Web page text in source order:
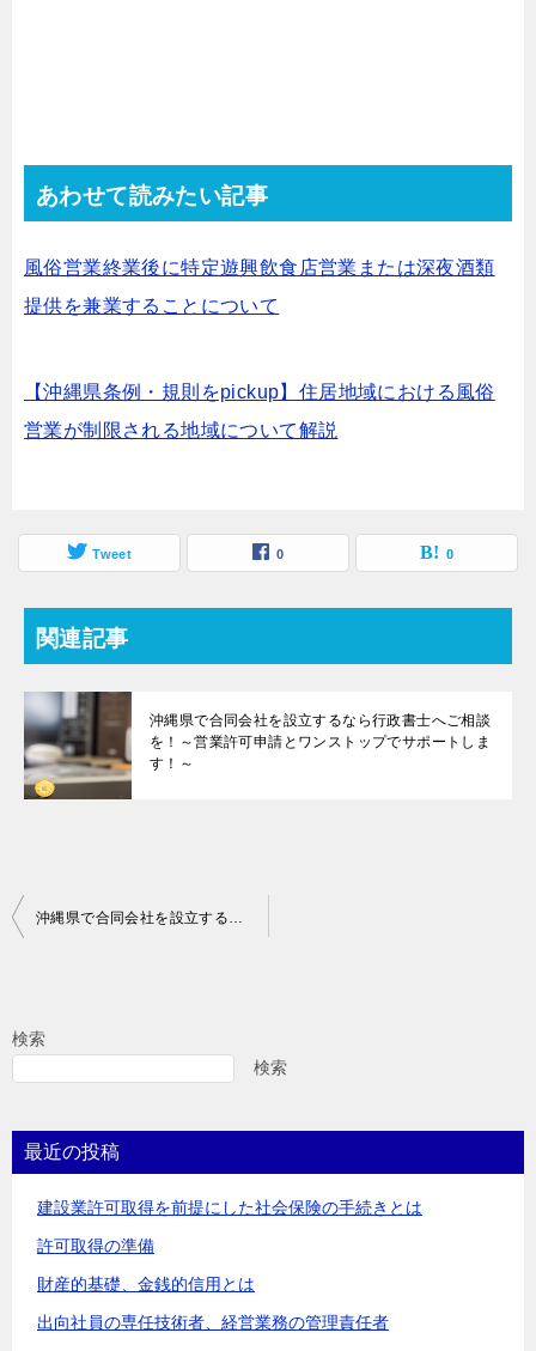
あわせて読みたい記事
風俗営業終業後に特定遊興飲食店営業または深夜酒類
提供を兼業することについて
【沖縄県条例・規則をpickup】住居地域における風俗
営業が制限される地域について解説
Tweet 0 0
関連記事
沖縄県で合同会社を設立するなら行政書士へご相談
を！～営業許可申請とワンストップでサポートしま
す！～
投
ビ
シ
ョ
沖縄県で合同会社を設立するなら行政書士へご相談を！～営業許可申請とワンストップでサポートします！～
検索
検索
最近の投稿
建設業許可取得を前提にした社会保険の手続きとは
許可取得の準備
財産的基礎、金銭的信用とは
出向社員の専任技術者、経営業務の管理責任者